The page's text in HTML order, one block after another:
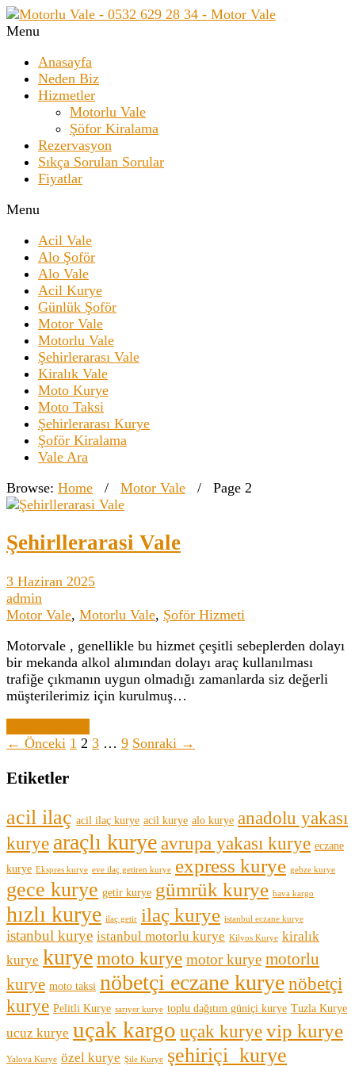
Menu
Anasayfa
Neden Biz
Hizmetler
Motorlu Vale
Şöfor Kiralama
Rezervasyon
Sıkça Sorulan Sorular
Fiyatlar
Menu
Acil Vale
Alo Şoför
Alo Vale
Acil Kurye
Günlük Şoför
Motor Vale
Motorlu Vale
Şehirlerarası Vale
Kiralık Vale
Moto Kurye
Moto Taksi
Şehirlerarası Kurye
Şoför Kiralama
Vale Ara
Browse: Home / Motor Vale / Page 2
Şehirllerarasi Vale
3 Haziran 2025
admin
Motor Vale, Motorlu Vale, Şoför Hizmeti
Motorvale , genellikle bu hizmet çeşitli sebeplerden dolayı
bir mekanda alkol alımından dolayı araç kullanılması
trafiğe çıkmanın uygun olmadığı zamanlarda siz değerli
müşterilerimiz için kurulmuş…
← Önceki 1 2 3 … 9 Sonraki →
Etiketler
acil ilaç acil ilaç kurye acil kurye alo kurye anadolu yakası
kurye araçlı kuryeavrupa yakası kurye eczane
kurye Ekspres kurye eve ilaç getiren kurye express kurye gebze kurye
gece kurye getir kurye gümrük kurye hava kargo
hızlı kurye ilaç getir ilaç kurye istanbul eczane kurye
istanbul kurye istanbul motorlu kurye Kilyos Kurye kiralık
kurye kuryemoto kurye motor kurye motorlu
kurye moto taksi nöbetçi eczane kuryenöbetçi
kurye Pelitli Kurye sarıyer kurye toplu dağıtım güniçi kurye Tuzla Kurye
ucuz kurye uçak kargo uçak kuryevip kurye
Yalova Kurye özel kurye Şile Kurye şehiriçi kurye